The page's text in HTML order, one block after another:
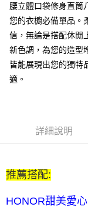
運送方式
全家取貨付款 -訂單
$80 元物流費用。
每筆NT$80，滿
全家付款後取貨-訂單
7-11取貨付款-訂單
7-11付款後取貨-訂
$80 元物流費
腰立體口袋修身直筒
您的衣櫥必備單品。
信，無論是搭配休閒
新色調，為您的造型
皆能展現出您的獨特
適。
詳細說明
推薦搭配:
HONOR甜美愛